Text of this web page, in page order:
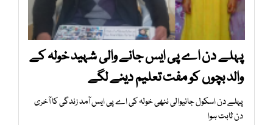
پہلے دن اے پی ایس جانے والی شہید خولہ کے
والد بچوں کو مفت تعلیم دینے لگے
پہلے دن اسکول جانیوالی ننھی خولہ کی اے پی ایس آمد زندگی کا آخری
دن ثابت ہوا